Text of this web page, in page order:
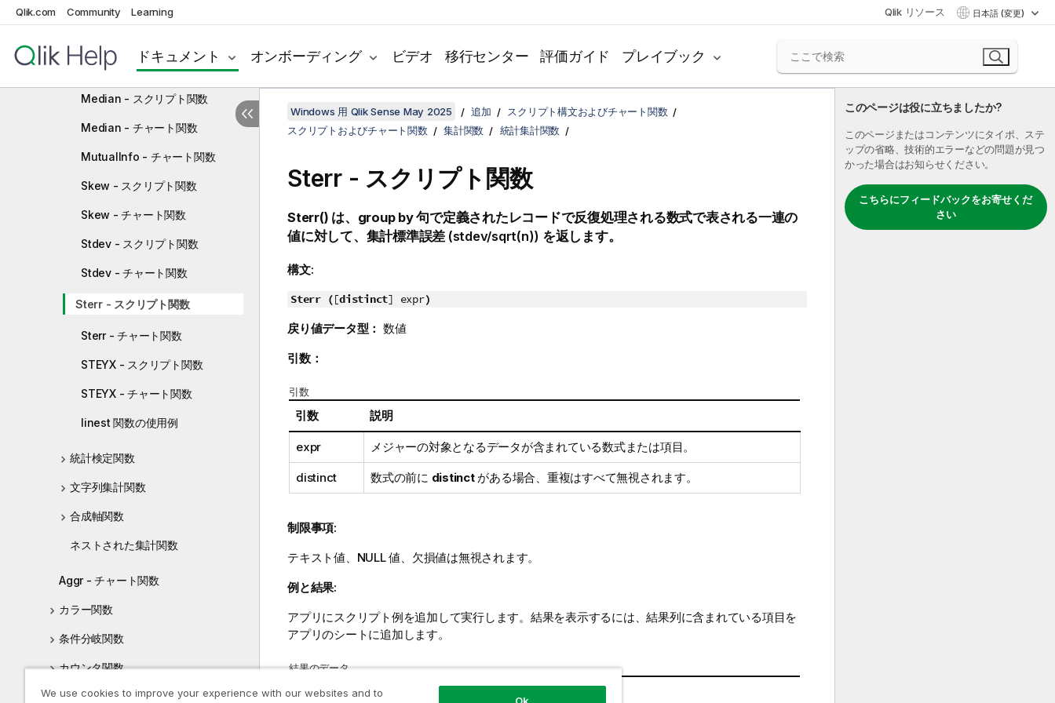
Qlik.com Community Learning Qlik リソース 日本語 (変更)
ドキュメント オンボーディング ビデオ 移行センター 評価ガイド プレイブック
LINEST_SSRESID - スクリプト関
LINEST_SSRESID - チャート関数
Median - スクリプト関数
Median - チャート関数
MutualInfo - チャート関数
Skew - スクリプト関数
Skew - チャート関数
Stdev - スクリプト関数
Stdev - チャート関数
Sterr - スクリプト関数
Sterr - チャート関数
STEYX - スクリプト関数
STEYX - チャート関数
linest 関数の使用例
統計検定関数
文字列集計関数
合成軸関数
ネストされた集計関数
Aggr - チャート関数
カラー関数
条件分岐関数
カウンタ関数
日付および時刻関数
このページは役に立ちましたか?
このページまたはコンテンツにタイポ、ステ
ップの省略、技術的エラーなどの問題が見つ
かった場合はお知らせください。
こちらにフィードバックをお寄せくだ
さい
Windows 用 Qlik Sense May 2025 追加
スクリプト構文およびチャート関数
スクリプトおよびチャート関数
集計関数 統計集計関数
Sterr - スクリプト関数
Sterr() は、 group by句で定義されたレコードで反復処理される数式で表される一連の
値に対して、集計標準誤差 (stdev/sqrt(n)) を返します。
構文:
Sterr ([distinct] expr)
戻り値データ型： 数値
引数：
引数
引数 説明
expr メジャーの対象となるデータが含まれている数式または項目。
distinct 数式の前に distinctがある場合、重複はすべて無視されます。
制限事項:
テキスト値、 NULL値、欠損値は無視されます。
例と結果:
アプリにスクリプト例を追加して実行します。結果を表示するには、結果列に含まれている項目を
アプリのシートに追加します。
結果のデータ
例
We use cookies to improve your experience with our websites and to